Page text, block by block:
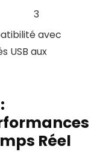
3
avec
USB aux
Réel